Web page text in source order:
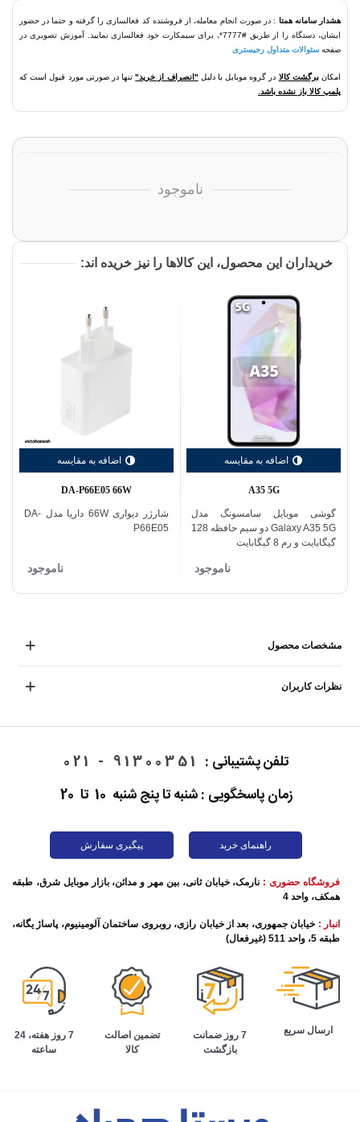
هشدار سامانه همتا
: در صورت انجام معامله، از فروشنده کد فعالسازی را گرفته و حتما در حضور
ایشان، دستگاه را از طریق #7777*، برای سیمکارت خود فعالسازی نمایید. آموزش تصویری در
صفحه سئوالات متداول رجیستری
امکانبرگشت کالا در گروه موبایل با دلیل "انصراف از خرید"تنها در صورتی مورد قبول است که
پلمپ کالا باز نشده باشد.
ناموجود
خریداران این محصول، این کالاها را نیز خریده اند:
اضافه به مقایسه
A35 5G
گوشی موبایل سامسونگ مدل
Galaxy A35 5G دو سیم حافظه 128
گیگابایت و رم 8 گیگابایت
ناموجود
اضافه به مقایسه
DA-P66E05 66W
شارژر دیواری 66W داریا مدل DA-
P66E05
ناموجود
مشخصات محصول
نظرات کاربران
تلفن پشتیبانی : 91300351 - 021
زمان پاسخگویی : شنبه تا پنج شنبه 10 تا 20
راهنمای خرید پیگیری سفارش
فروشگاه حضوری : نارمک، خیابان ثانی، بین مهر و مدائن، بازار موبایل شرق، طبقه
همکف، واحد 4
انبار : خیابان جمهوری، بعد از خیابان رازی، روبروی ساختمان آلومینیوم، پاساژ یگانه،
طبقه 5، واحد 511 (غیرفعال)
ارسال سریع
7 روز ضمانت
بازگشت
تضمین اصالت
کالا
7 روز هفته، 24
ساعته